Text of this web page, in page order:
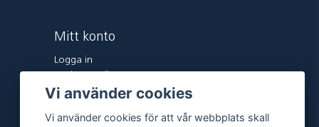
Mitt konto
Logga in
Glömt lösenord?
Vi använder cookies
Vi använder cookies för att vår webbplats skall